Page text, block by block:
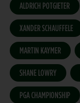
ALDRICH POTGIETER
XANDER SCHAUFFELE
MARTIN KAYMER
SHANE LOWRY
PGA CHAMPIONSHIP